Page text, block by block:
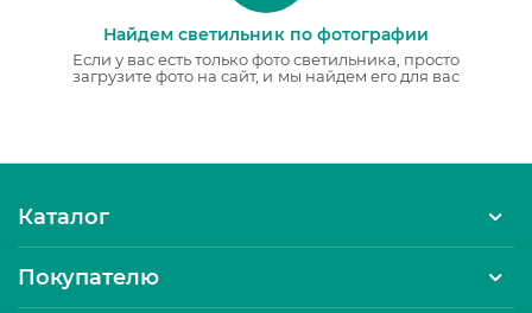
Найдем светильник по фотографии
Если у вас есть только фото светильника, просто
загрузите фото на сайт, и мы найдем его для вас
Каталог
Покупателю